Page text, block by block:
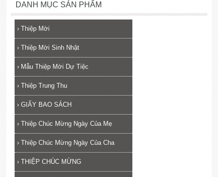
DANH MỤC SẢN PHẨM
› Thiệp Mời
› Thiệp Mời Sinh Nhật
› Mẫu Thiệp Mời Dự Tiệc
› Thiệp Trung Thu
› GIẤY BAO SÁCH
› Thiệp Chúc Mừng Ngày Của Mẹ
› Thiệp Chúc Mừng Ngày Của Cha
› THIỆP CHÚC MỪNG